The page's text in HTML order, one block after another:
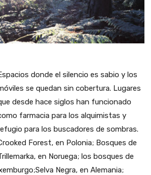
donde el silencio es sabio y los
se quedan sin cobertura. Lugares
desde hace siglos han funcionado
farmacia para los alquimistas y
para los buscadores de sombras.
Forest, en Polonia; Bosques de
en Noruega; los bosques de
Negra, en Alemania;